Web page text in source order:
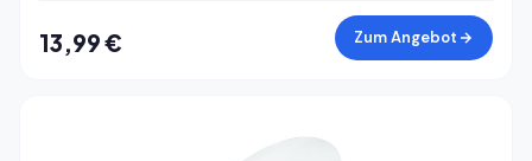
13,99 € Zum Angebot